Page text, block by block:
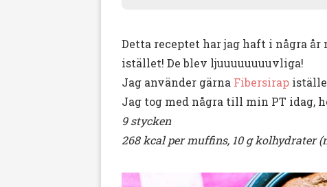
Detta receptet har jag haft i några
istället! De blev ljuuuuuuuuvliga!
Jag använder gärna Fibersirap
Jag tog med några till min PT idag,
9 stycken
268 kcal per muffins, 10 g kolhydrater